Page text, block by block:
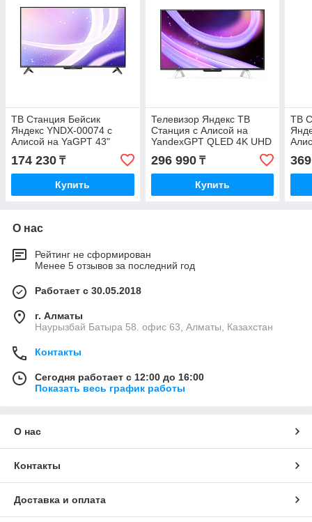
ТВ Станция Бейсик
Яндекс YNDX-00074 с
Алисой на YaGPT 43"
174 230 ₸
Купить
Телевизор Яндекс ТВ
Станция с Алисой на
YandexGPT QLED 4K UHD
296 990₸
Купить
ТВ
О нас
Рейтинг не сформирован
Менее 5 отзывов за последний год
Работает с 30.05.2018
г. Алматы
Наурызбай Батыра 58. офис 63, Алматы, Казахстан
Контакты
Сегодня работает с 12:00 до 16:00
Показать весь график работы
О нас
Контакты
Доставка и оплата